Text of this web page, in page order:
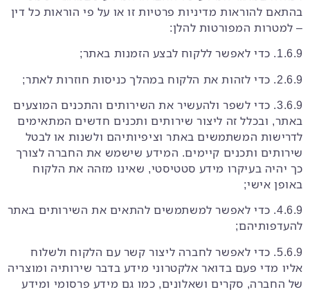
בהתאם להוראות מדיניות פרטיות זו או על פי הוראות כל דין
– למטרות המפורטות להלן:
1.6.9. כדי לאפשר ללקוח לבצע הזמנות באתר;
2.6.9. כדי לזהות את הלקוח במהלך כניסות חוזרות לאתר;
3.6.9. כדי לשפר ולהעשיר את השירותים והתכנים המוצעים
באתר, ובכלל זה ליצור שירותים ותכנים חדשים המתאימים
לדרישות המשתמשים באתר וציפיותיהם ולשנות או לבטל
שירותים ותכנים קיימים. המידע שישמש את החברה לצורך
כך יהיה בעיקרו מידע סטטיסטי, שאינו מזהה את הלקוח
באופן אישי;
4.6.9. כדי לאפשר למשתמשים להתאים את השירותים באתר
להעדפותיהם;
5.6.9. כדי לאפשר לחברה ליצור קשר עם הלקוח ולשלוח
אליו מדי פעם בדואר אלקטרוני מידע בדבר שירותיה ומוצריה
של החברה, סקרים ושאלונים, כמו גם מידע פרסומי ומידע